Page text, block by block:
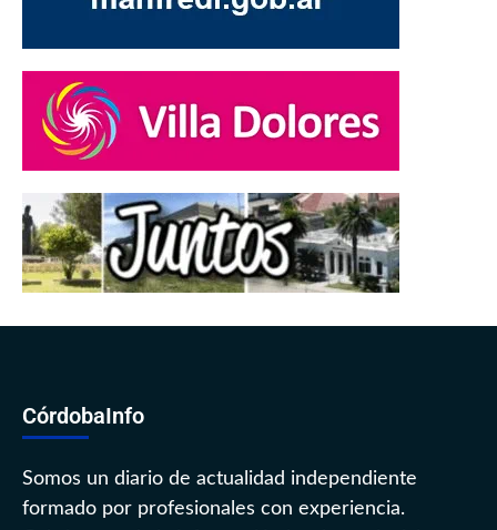
CórdobaInfo
Somos un diario de actualidad independiente
formado por profesionales con experiencia.